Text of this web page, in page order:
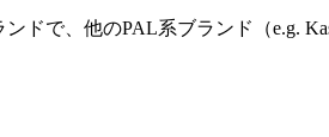
ドで、他のPAL系ブランド（e.g.